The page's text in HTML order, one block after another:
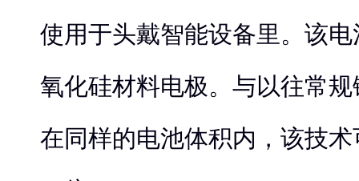
使用于头戴智能设备里。该
氧化硅材料电极。与以往常
在同样的电池体积内，该技